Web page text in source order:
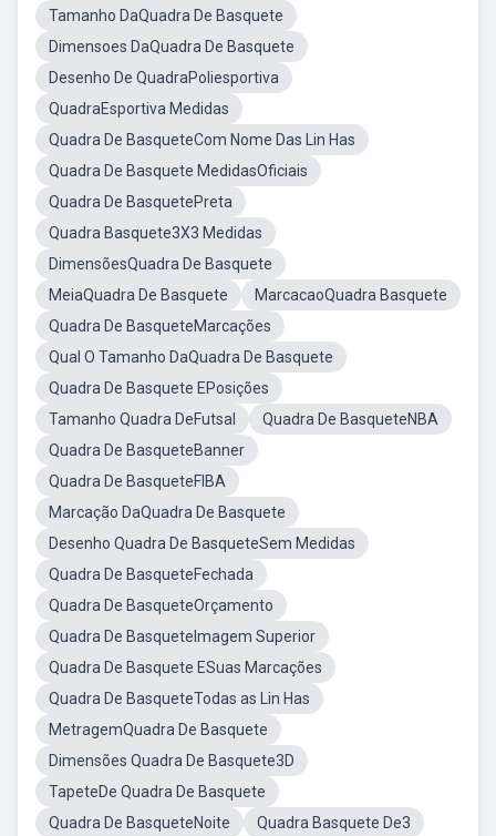
Tamanho DaQuadra De Basquete
Dimensoes DaQuadra De Basquete
Desenho De QuadraPoliesportiva
QuadraEsportiva Medidas
Quadra De BasqueteCom Nome Das Lin Has
Quadra De Basquete MedidasOficiais
Quadra De BasquetePreta
Quadra Basquete3X3 Medidas
DimensõesQuadra De Basquete
MeiaQuadra De Basquete
MarcacaoQuadra Basquete
Quadra De BasqueteMarcações
Qual O Tamanho DaQuadra De Basquete
Quadra De Basquete EPosições
Tamanho Quadra DeFutsal
Quadra De BasqueteNBA
Quadra De BasqueteBanner
Quadra De BasqueteFIBA
Marcação DaQuadra De Basquete
Desenho Quadra De BasqueteSem Medidas
Quadra De BasqueteFechada
Quadra De BasqueteOrçamento
Quadra De BasqueteImagem Superior
Quadra De Basquete ESuas Marcações
Quadra De BasqueteTodas as Lin Has
MetragemQuadra De Basquete
Dimensões Quadra De Basquete3D
TapeteDe Quadra De Basquete
Quadra De BasqueteNoite
Quadra Basquete De3